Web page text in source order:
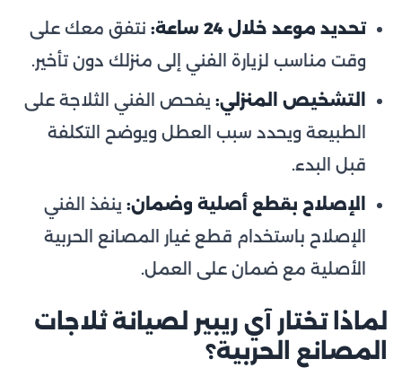
تحديد موعد خلال 24 ساعة:
نتفق معك على
وقت مناسب لزيارة الفني إلى منزلك دون تأخير.
التشخيص المنزلي: يفحص الفني الثلاجة على
الطبيعة ويحدد سبب العطل ويوضح التكلفة
قبل البدء.
الإصلاح بقطع أصلية وضمان: ينفذ الفني
الإصلاح باستخدام قطع غيار المصانع الحربية
الأصلية مع ضمان على العمل.
لماذا تختار آي ريبير لصيانة ثلاجات
المصانع الحربية؟